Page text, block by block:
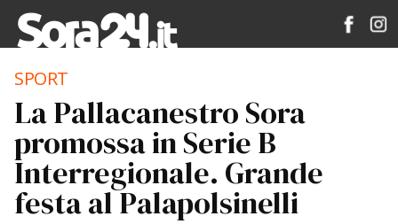
SPORT
La Pallacanestro Sora
promossa in Serie B
Interregionale. Grande
festa al Palapolsinelli